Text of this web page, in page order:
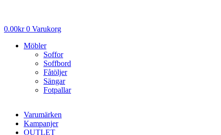
0.00kr 0 Varukorg
Möbler
Soffor
Soffbord
Fåtöljer
Sängar
Fotpallar
Varumärken
Kampanjer
OUTLET